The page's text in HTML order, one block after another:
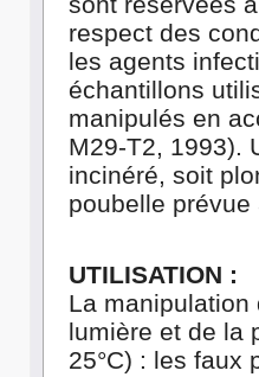
respect des
les agents
échantillons
manipulés en
M29-T2, 1993).
incinéré, soit
poubelle prévue
UTILISATION :
La manipulation
lumière et de la
25°C) : les faux